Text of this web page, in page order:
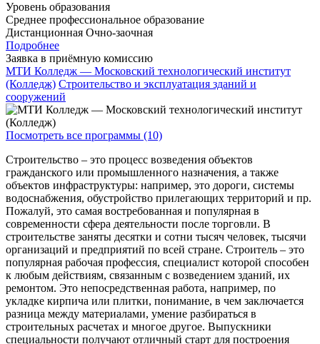
Уровень образования
Среднее профессиональное образование
Дистанционная Очно-заочная
Подробнее
Заявка в приёмную комиссию
МТИ Колледж — Московский технологический институт
(Колледж) Строительство и эксплуатация зданий и
сооружений
Посмотреть все программы (10)
Строительство – это процесс возведения объектов
гражданского или промышленного назначения, а также
объектов инфраструктуры: например, это дороги, системы
водоснабжения, обустройство прилегающих территорий и пр.
Пожалуй, это самая востребованная и популярная в
современности сфера деятельности после торговли. В
строительстве заняты десятки и сотни тысяч человек, тысячи
организаций и предприятий по всей стране. Строитель – это
популярная рабочая профессия, специалист которой способен
к любым действиям, связанным с возведением зданий, их
ремонтом. Это непосредственная работа, например, по
укладке кирпича или плитки, понимание, в чем заключается
разница между материалами, умение разбираться в
строительных расчетах и многое другое. Выпускники
специальности получают отличный старт для построения